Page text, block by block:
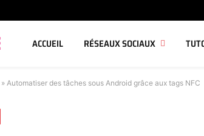
ACCUEIL RÉSEAUX SOCIAUX
» Automatiser des tâches sous Android grâce aux tags NFC